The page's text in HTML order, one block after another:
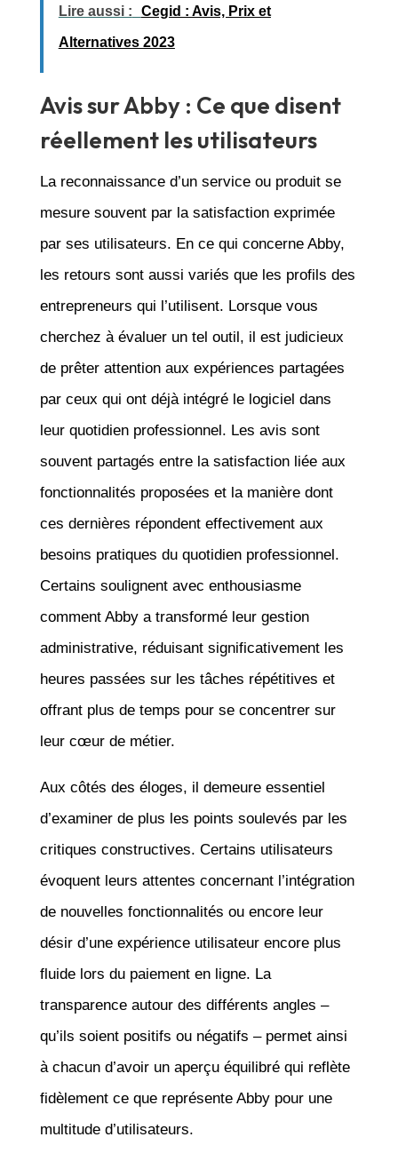
Lire aussi : Cegid : Avis, Prix et
Alternatives 2023
Avis sur Abby : Ce que disent
réellement les utilisateurs
La reconnaissance d’un service ou produit se
mesure souvent par la satisfaction exprimée
par ses utilisateurs. En ce qui concerne Abby,
les retours sont aussi variés que les profils des
entrepreneurs qui l’utilisent. Lorsque vous
cherchez à évaluer un tel outil, il est judicieux
de prêter attention aux expériences partagées
par ceux qui ont déjà intégré le logiciel dans
leur quotidien professionnel. Les avis sont
souvent partagés entre la satisfaction liée aux
fonctionnalités proposées et la manière dont
ces dernières répondent effectivement aux
besoins pratiques du quotidien professionnel.
Certains soulignent avec enthousiasme
comment Abby a transformé leur gestion
administrative, réduisant significativement les
heures passées sur les tâches répétitives et
offrant plus de temps pour se concentrer sur
leur cœur de métier.
Aux côtés des éloges, il demeure essentiel
d’examiner de plus les points soulevés par les
critiques constructives. Certains utilisateurs
évoquent leurs attentes concernant l’intégration
de nouvelles fonctionnalités ou encore leur
désir d’une expérience utilisateur encore plus
fluide lors du paiement en ligne. La
transparence autour des différents angles –
qu’ils soient positifs ou négatifs – permet ainsi
à chacun d’avoir un aperçu équilibré qui reflète
fidèlement ce que représente Abby pour une
multitude d’utilisateurs.